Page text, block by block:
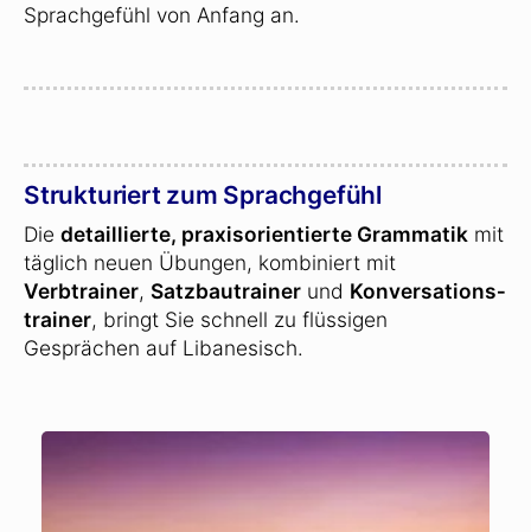
Sprachgefühl von Anfang an.
Strukturiert zum Sprachgefühl
Die detaillierte, praxisorientierte Grammatik mit
täglich neuen Übungen, kombiniert mit
Verbtrainer, Satzbautrainer und Konversations­
trainer, bringt Sie schnell zu flüssigen
Gesprächen auf Libanesisch.